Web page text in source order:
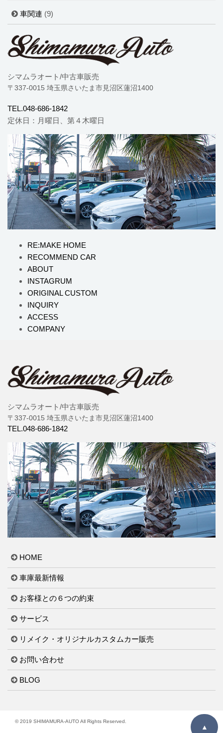
車関連 (9)
シマムラオート/中古車販売
〒337-0015 埼玉県さいたま市見沼区蓮沼1400
TEL.048-686-1842
定休日：月曜日、第４木曜日
RE:MAKE HOME
RECOMMEND CAR
ABOUT
INSTAGRUM
ORIGINAL CUSTOM
INQUIRY
ACCESS
COMPANY
シマムラオート/中古車販売
〒337-0015 埼玉県さいたま市見沼区蓮沼1400
TEL.048-686-1842
HOME
車庫最新情報
お客様との６つの約束
サービス
リメイク・オリジナルカスタムカー販売
お問い合わせ
BLOG
© 2019 SHIMAMURA-AUTO All Rights Reserved.
▲